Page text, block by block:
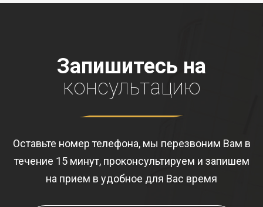
Запишитесь на
консультацию
Оставьте номер телефона, мы перезвоним Вам в
течение 15 минут, проконсультируем и запишем
на прием в удобное для Вас время